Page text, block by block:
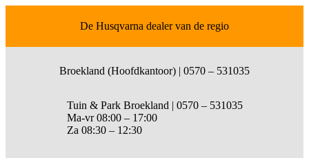
De Husqvarna dealer van de regio
Broekland (Hoofdkantoor) | 0570 – 531035
Tuin & Park Broekland | 0570 – 531035
Ma-vr 08:00 – 17:00
Za 08:30 – 12:30